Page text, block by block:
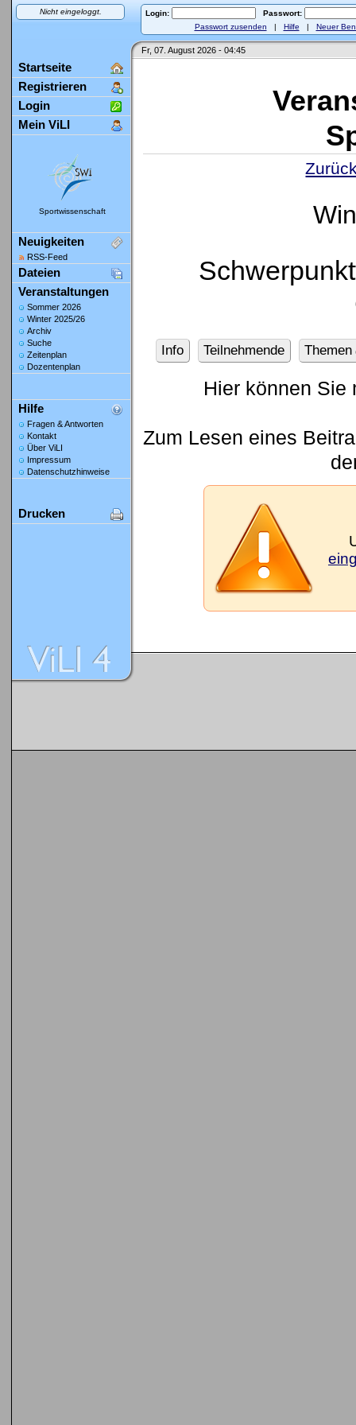
Nicht eingeloggt. Login:
Passwort:
Passwort zusenden | Hilfe | Neuer
Fr, 07. August 2026 - 04:45
Startseite
Registrieren
Login
Mein ViLI
Sportwissenschaft
Neuigkeiten
RSS-Feed
Dateien
Veranstaltungen
Sommer 2026
Winter 2025/26
Archiv
Suche
Zeitenplan
Dozentenplan
Hilfe
Fragen & Antworten
Kontakt
Über ViLI
Impressum
Datenschutzhinweise
Drucken
Info Teilnehmende Themen
Hier können Sie
Zum Lesen eines